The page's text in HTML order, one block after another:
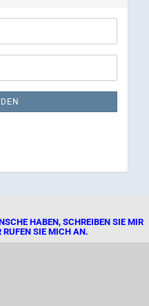
HABEN, SCHREIBEN SIE MIR
RUFEN SIE MICH AN.